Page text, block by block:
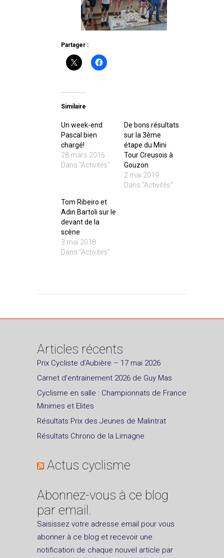
Partager :
Similaire
Un week-end
Pascal bien
chargé!
28 mars 2016
Dans "Activités"
De bons résultats
sur la 3ème
étape du Mini
Tour Creusois à
Gouzon
2 mai 2019
Dans "Activités"
Tom Ribeiro et
Adin Bartoli sur le
devant de la
scène
3 mai 2018
Dans "Activités"
Articles récents
Prix Cycliste d’Aubière – 17 mai 2026
Carnet d’entrainement 2026 de Guy Mas
Cyclisme en salle : Championnats de France
Minimes et Elites
Résultats Prix des Jeunes de Malintrat
Résultats Chrono de la Limagne
Actus cyclisme
Abonnez-vous à ce blog
par email.
Saisissez votre adresse email pour vous
abonner à ce blog et recevoir une
notification de chaque nouvel article par